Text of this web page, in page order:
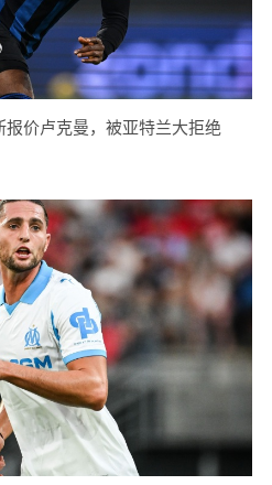
价卢克曼，被亚特兰大拒绝